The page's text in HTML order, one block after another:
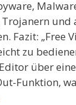
Trojanern und
Fazit: „Free
zu
über
Funktion,